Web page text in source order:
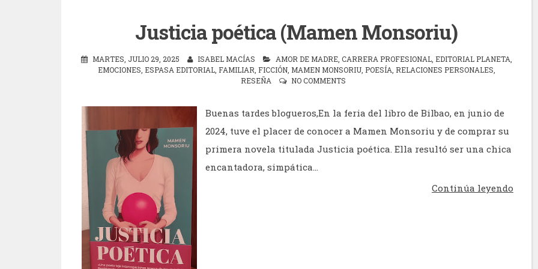
Justicia poética (Mamen Monsoriu)
MARTES, JULIO 29, 2025 ISABEL MACÍAS AMOR DE MADRE, CARRERA PROFESIONAL, EDITORIAL PLANETA
EMOCIONES ESPASA EDITORIAL, FAMILIAR FICCIÓN, MAMEN MONSORIU, POESÍA RELACIONES PERSONALES
RESEÑA
NO COMMENTS
Buenas tardes blogueros,En la feria del libro de Bilbao, en junio de
2024, tuve el placer de conocer a Mamen Monsoriu y de comprar su
primera novela titulada Justicia poética. Ella resultó ser una chica
encantadora, simpática...
Continúa leyendo